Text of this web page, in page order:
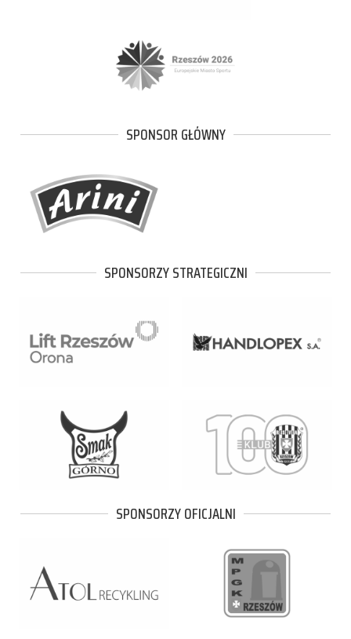
SPONSOR GŁÓWNY
SPONSORZY STRATEGICZNI
SPONSORZY OFICJALNI